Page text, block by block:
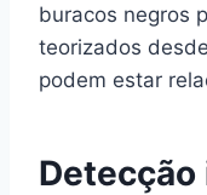
buracos negros
teorizados
podem estar
Detecção